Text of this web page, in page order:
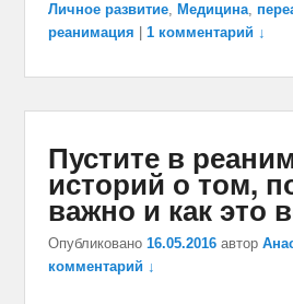
Личное развитие, Медицина,
реанимация
1 комментарий ↓
Пустите в
историй о том,
важно и как это
Опубликовано 16.05.2016 автор
комментарий ↓